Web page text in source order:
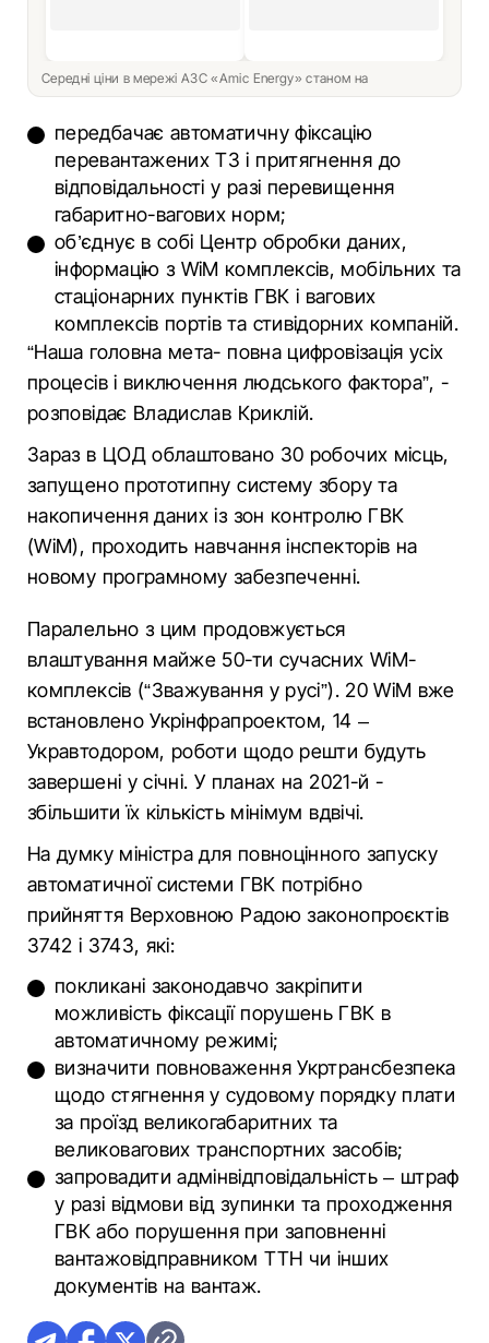
Середні ціни в мережі АЗС «Amic Energy» станом на
передбачає автоматичну фіксацію
перевантажених ТЗ і притягнення до
відповідальності у разі перевищення
габаритно-вагових норм;
об’єднує в собі Центр обробки даних,
інформацію з WiM комплексів, мобільних та
стаціонарних пунктів ГВК і вагових
комплексів портів та стивідорних компаній.
“Наша головна мета- повна цифровізація усіх
процесів і виключення людського фактора”, -
розповідає Владислав Криклій.
Зараз в ЦОД облаштовано 30 робочих місць,
запущено прототипну систему збору та
накопичення даних із зон контролю ГВК
(WiM), проходить навчання інспекторів на
новому програмному забезпеченні.
Паралельно з цим продовжується
влаштування майже 50-ти сучасних WiM-
комплексів (“Зважування у русі”). 20 WiM вже
встановлено Укрінфрапроектом, 14 –
Укравтодором, роботи щодо решти будуть
завершені у січні. У планах на 2021-й -
збільшити їх кількість мінімум вдвічі.
На думку міністра для повноцінного запуску
автоматичної системи ГВК потрібно
прийняття Верховною Радою законопроєктів
3742 і 3743, які:
покликані законодавчо закріпити
можливість фіксації порушень ГВК в
автоматичному режимі;
визначити повноваження Укртрансбезпека
щодо стягнення у судовому порядку плати
за проїзд великогабаритних та
великовагових транспортних засобів;
запровадити адмінвідповідальність – штраф
у разі відмови від зупинки та проходження
ГВК або порушення при заповненні
вантажовідправником ТТН чи інших
документів на вантаж.